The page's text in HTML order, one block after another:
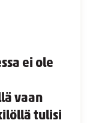
ei ole
vaan
tulisi